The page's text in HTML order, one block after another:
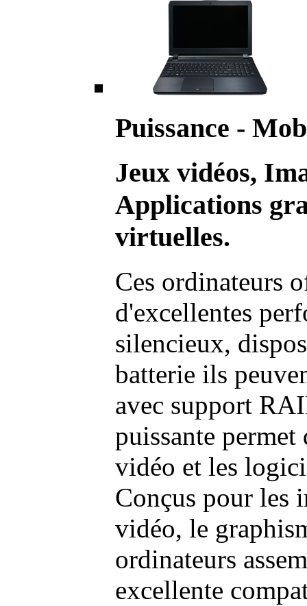
Puissance -
Jeux vidéos,
Applications
virtuelles.
Ces ordinateurs
d'excellentes
silencieux,
batterie ils
avec support
puissante permet
vidéo et les
Conçus pour les
vidéo, le
ordinateurs
excellente